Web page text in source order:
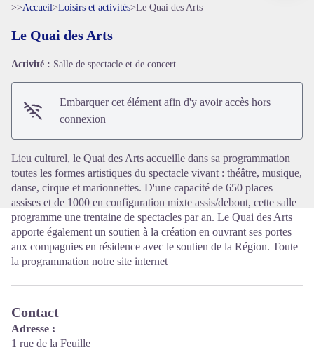
Voir l'image en plein écran
>>Accueil>Loisirs et activités>Le Quai des Arts
Le Quai des Arts
Activité : Salle de spectacle et de concert
Embarquer cet élément afin d'y avoir accès hors
connexion
Lieu culturel, le Quai des Arts accueille dans sa programmation
toutes les formes artistiques du spectacle vivant : théâtre, musique,
danse, cirque et marionnettes. D'une capacité de 650 places
assises et de 1000 en configuration mixte assis/debout, cette salle
programme une trentaine de spectacles par an. Le Quai des Arts
apporte également un soutien à la création en ouvrant ses portes
aux compagnies en résidence avec le soutien de la Région. Toute
la programmation notre site internet
Contact
Adresse :
1 rue de la Feuille